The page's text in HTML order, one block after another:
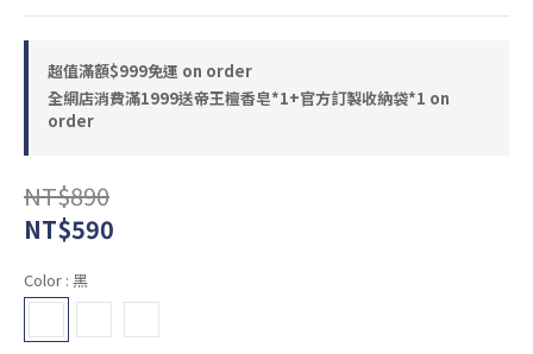
超值滿額$999免運 on order
全網店消費滿1999送帝王檀香皂*1+官方訂製收納袋*1 on
order
NT$890
NT$590
Color : 黑